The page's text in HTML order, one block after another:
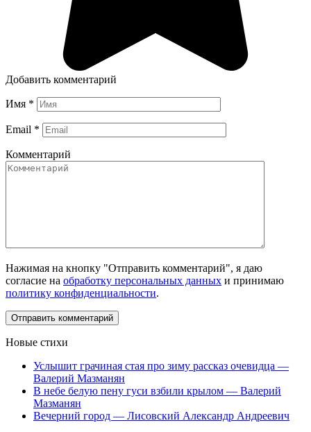
Добавить комментарий
Имя *
Email *
Комментарий
Нажимая на кнопку "Отправить комментарий", я даю
согласие на обработку персональных данных и принимаю
политику конфиденциальности.
Новые стихи
Услышит грачиная стая про зиму рассказ очевидца —
Валерий Мазманян
В небе белую пену гуси взбили крылом — Валерий
Мазманян
Вечерний город — Лисовский Александр Андреевич